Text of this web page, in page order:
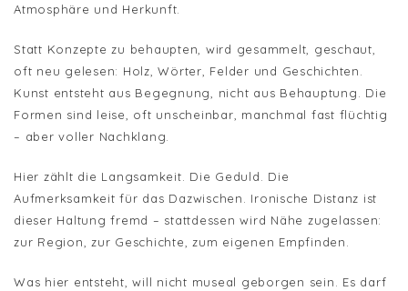
Atmosphäre und Herkunft.
Statt Konzepte zu behaupten, wird gesammelt, geschaut,
oft neu gelesen: Holz, Wörter, Felder und Geschichten.
Kunst entsteht aus Begegnung, nicht aus Behauptung. Die
Formen sind leise, oft unscheinbar, manchmal fast flüchtig
– aber voller Nachklang.
Hier zählt die Langsamkeit. Die Geduld. Die
Aufmerksamkeit für das Dazwischen. Ironische Distanz ist
dieser Haltung fremd – stattdessen wird Nähe zugelassen:
zur Region, zur Geschichte, zum eigenen Empfinden.
Was hier entsteht, will nicht museal geborgen sein. Es darf